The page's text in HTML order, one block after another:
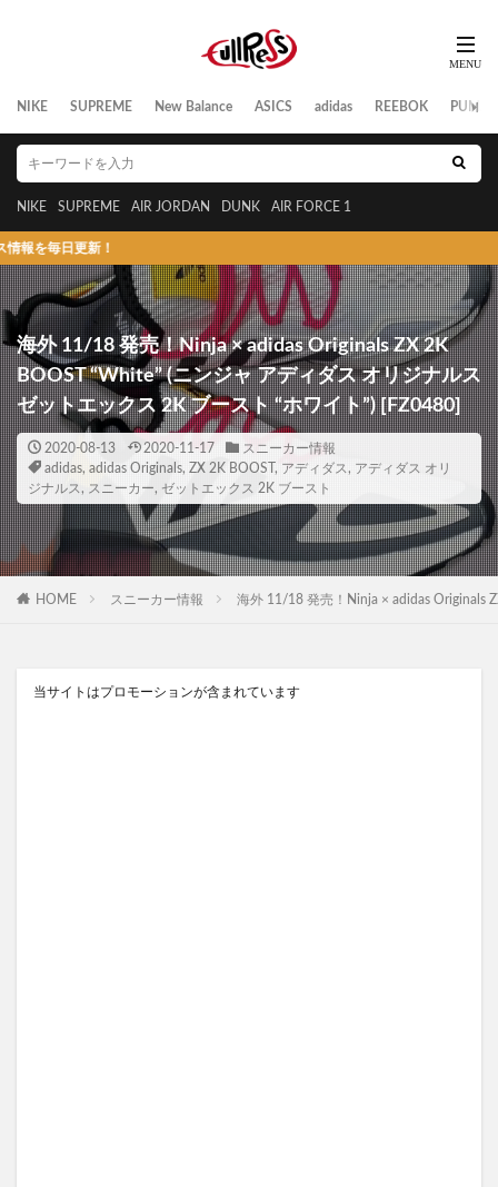
NIKE SUPREME New Balance ASICS adidas REEBOK PUMA
NIKE SUPREME AIR JORDAN DUNK AIR FORCE 1
新！
海外 11/18 発売！Ninja × adidas Originals ZX 2K
BOOST “White” (ニンジャ アディダス オリジナルス
ゼットエックス 2K ブースト “ホワイト”) [FZ0480]
2020-08-13 2020-11-17
スニーカー情報
adidas, adidas Originals, ZX 2K BOOST , アディダス , アディダス オリ
ジナルス, スニーカー, ゼットエックス 2K ブースト
HOME スニーカー情報 海外 11/18 発売！Ninja × adidas Originals
当サイトはプロモーションが含まれています